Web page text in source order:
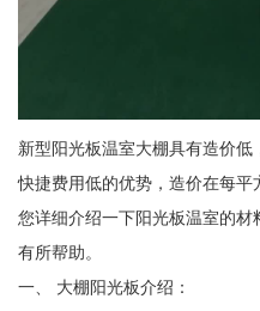
新型阳光板温室大棚具有造价
快捷费用低的优势，造价在每平
您详细介绍一下阳光板温室的
有所帮助。
一、 大棚阳光板介绍：